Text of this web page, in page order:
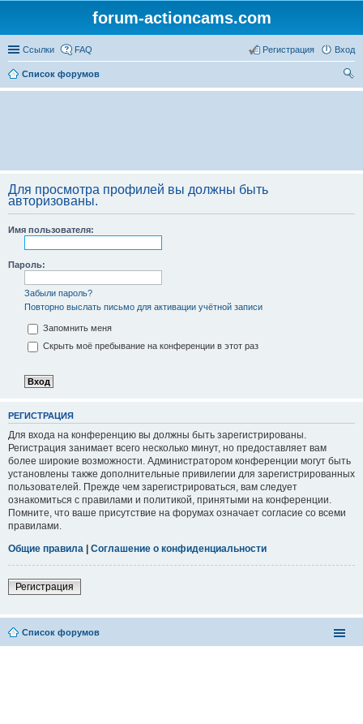
forum-actioncams.com
Ссылки FAQ Вход
Регистрация
Список форумов
ои
Для просмотра профилей вы должны быть
авторизованы.
Имя пользователя:
Пароль:
Забыли пароль?
Повторно выслать письмо для активации учётной записи
Запомнить меня
Скрыть моё пребывание на конференции в этот раз
РЕГИСТРАЦИЯ
Для входа на конференцию вы должны быть зарегистрированы.
Регистрация занимает всего несколько минут, но предоставляет вам
более широкие возможности. Администратором конференции могут быть
установлены также дополнительные привилегии для зарегистрированных
пользователей. Прежде чем зарегистрироваться, вам следует
ознакомиться с правилами и политикой, принятыми на конференции.
Помните, что ваше присутствие на форумах означает согласие со всеми
правилами.
Общие правила | Соглашение о конфиденциальности
Регистрация
Список форумов